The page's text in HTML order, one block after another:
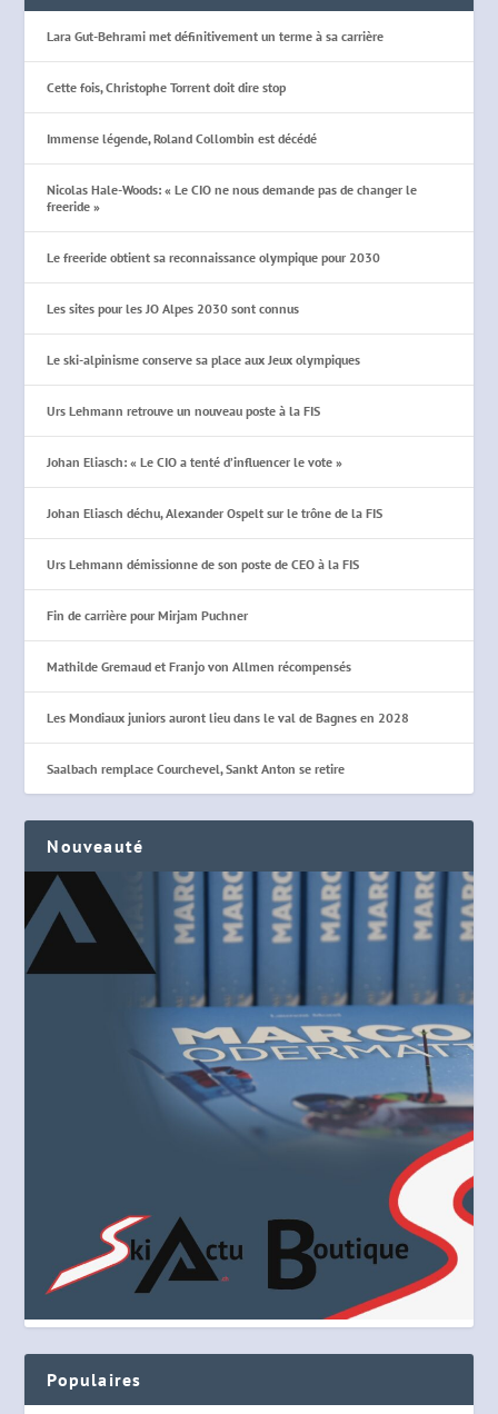
Lara Gut-Behrami met définitivement un terme à sa carrière
Cette fois, Christophe Torrent doit dire stop
Immense légende, Roland Collombin est décédé
Nicolas Hale-Woods: « Le CIO ne nous demande pas de changer le
freeride »
Le freeride obtient sa reconnaissance olympique pour 2030
Les sites pour les JO Alpes 2030 sont connus
Le ski-alpinisme conserve sa place aux Jeux olympiques
Urs Lehmann retrouve un nouveau poste à la FIS
Johan Eliasch: « Le CIO a tenté d’influencer le vote »
Johan Eliasch déchu, Alexander Ospelt sur le trône de la FIS
Urs Lehmann démissionne de son poste de CEO à la FIS
Fin de carrière pour Mirjam Puchner
Mathilde Gremaud et Franjo von Allmen récompensés
Les Mondiaux juniors auront lieu dans le val de Bagnes en 2028
Saalbach remplace Courchevel, Sankt Anton se retire
Nouveauté
Populaires